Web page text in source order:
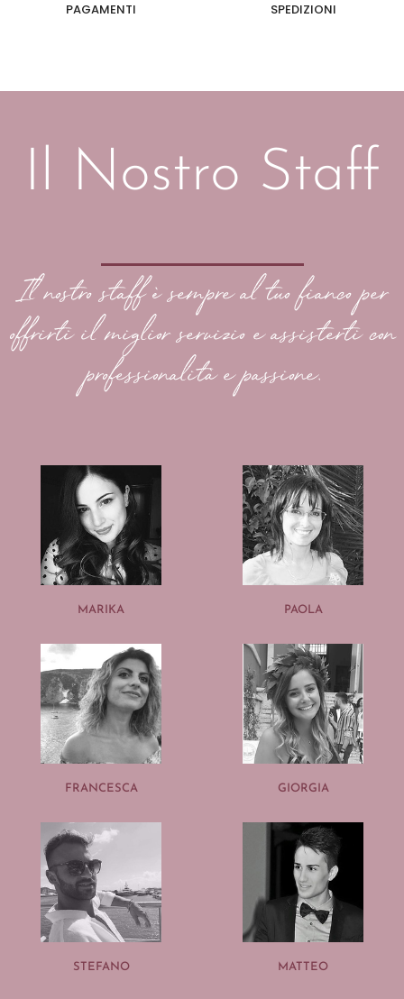
PAGAMENTI SPEDIZIONI
Il Nostro Staff
Il nostro staff è sempre al tuo fianco per
offrirti il miglior servizio e assisterti con
professionalità e passione.
MARIKA PAOLA
FRANCESCA GIORGIA
STEFANO MATTEO